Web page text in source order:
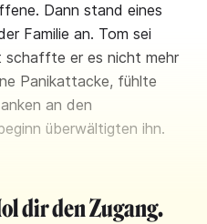
Dann stand eines
Familie an. Tom sei
schaffte er es nicht mehr
Panikattacke, fühlte
an den
überwältigten ihn.
dir den Zugang.